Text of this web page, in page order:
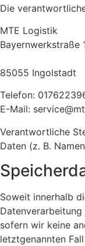
Die
MTE Logistik
Bayernwerkstraße
85055 Ingolstadt
Telefon:
E-Mail:
Verantwortliche
Daten (z. B.
Soweit innerhalb
sofern wir keine
letztgenannten